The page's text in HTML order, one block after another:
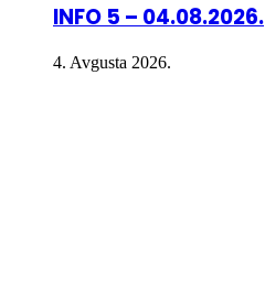
INFO 5 – 04.08.2026.
4. Avgusta 2026.